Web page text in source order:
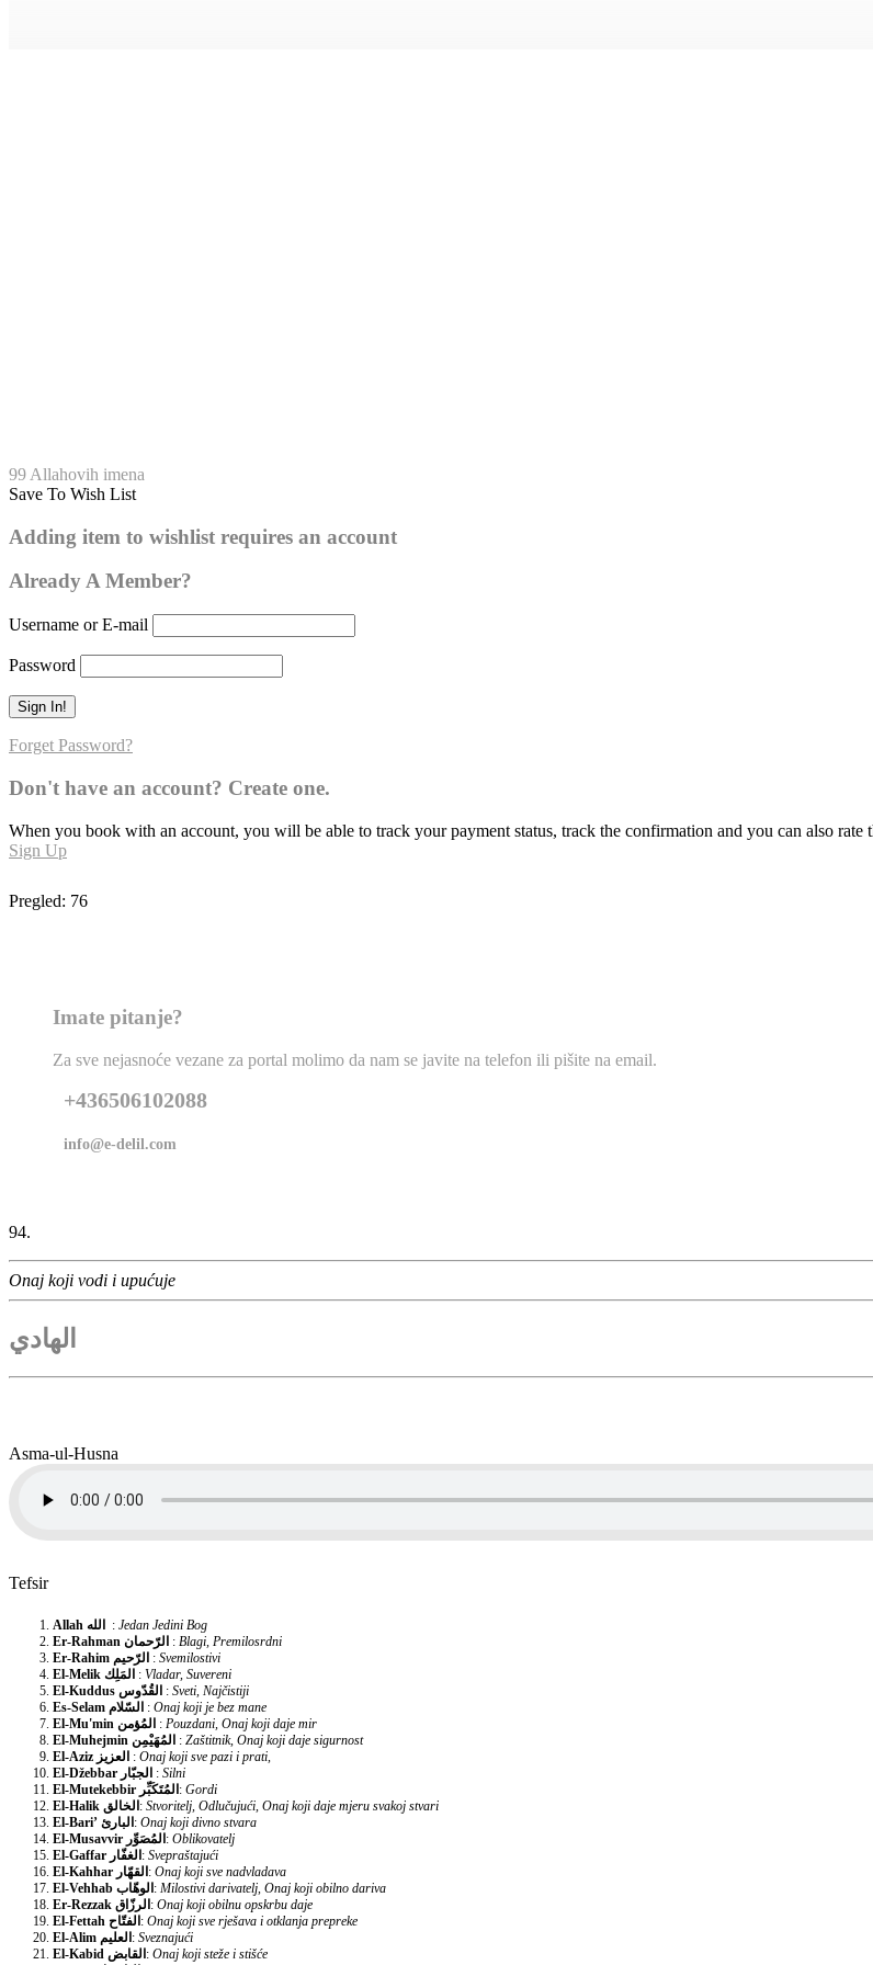
El-Hadi
0
99 Allahovih imena
Save To Wish List
Adding item to wishlist requires an account
Already A Member?
Username or E-mail
Password
Forget Password?
Don't have an account? Create one.
When you book with an account, you will be able to track your payment status, track the confirmation and you can also rate
Sign Up
Pregled: 76
Imate pitanje?
Za sve nejasnoće vezane za portal molimo da nam se javite na telefon ili pišite na email.
+436506102088
info@e-delil.com
94.
Onaj koji vodi i upućuje
الهادي
Asma-ul-Husna
Tefsir
Allah الله : Jedan Jedini Bog
Er-Rahman الرّحمان : Blagi, Premilosrdni
Er-Rahim الرّحيم : Svemilostivi
El-Melik المَلِك : Vladar, Suvereni
El-Kuddus القُدّوس : Sveti, Najčistiji
Es-Selam السّلام : Onaj koji je bez mane
El-Mu'min المُؤمن : Pouzdani, Onaj koji daje mir
El-Muhejmin المُهَيْمِن : Zaštitnik, Onaj koji daje sigurnost
El-Aziz العزيز : Onaj koji sve pazi i prati,
El-Džebbar الجبّار : Silni
El-Mutekebbir المُتَكَبِّر: Gordi
El-Halik الخالق: Stvoritelj, Odlučujući, Onaj koji daje mjeru svakoj stvari
El-Bari’ البارئ: Onaj koji divno stvara
El-Musavvir المُصَوِّر: Oblikovatelj
El-Gaffar الغفّار: Svepraštajući
El-Kahhar القهّار: Onaj koji sve nadvladava
El-Vehhab الوهّاب: Milostivi darivatelj, Onaj koji obilno dariva
Er-Rezzak الرزّاق: Onaj koji obilnu opskrbu daje
El-Fettah الفتّاح: Onaj koji sve rješava i otklanja prepreke
El-Alim العليم: Sveznajući
El-Kabid القابض: Onaj koji steže i stišće